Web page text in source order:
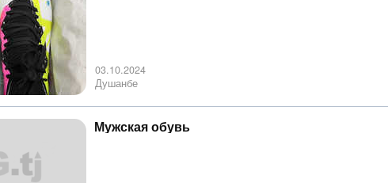
03.10.2024
Душанбе
Мужская обувь